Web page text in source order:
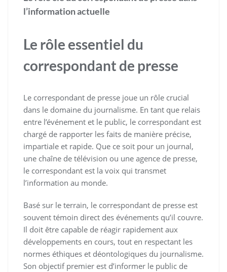
l’information actuelle
Le rôle essentiel du
correspondant de presse
Le correspondant de presse joue un rôle crucial
dans le domaine du journalisme. En tant que relais
entre l’événement et le public, le correspondant est
chargé de rapporter les faits de manière précise,
impartiale et rapide. Que ce soit pour un journal,
une chaîne de télévision ou une agence de presse,
le correspondant est la voix qui transmet
l’information au monde.
Basé sur le terrain, le correspondant de presse est
souvent témoin direct des événements qu’il couvre.
Il doit être capable de réagir rapidement aux
développements en cours, tout en respectant les
normes éthiques et déontologiques du journalisme.
Son objectif premier est d’informer le public de